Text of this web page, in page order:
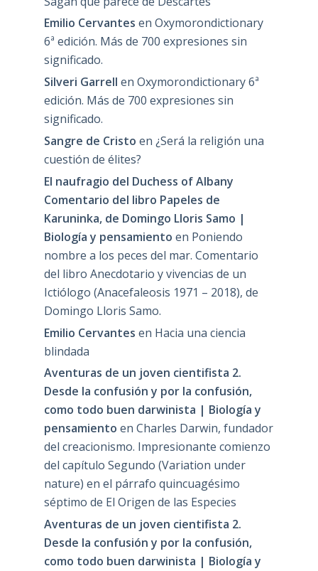
Emilio Cervantes en Oxymorondictionary
6ª edición. Más de 700 expresiones sin
significado.
Silveri Garrell en Oxymorondictionary 6ª
edición. Más de 700 expresiones sin
significado.
Sangre de Cristo en ¿Será la religión una
cuestión de élites?
El naufragio del Duchess of Albany
Comentario del libro Papeles de
Karuninka, de Domingo Lloris Samo |
Biología y pensamiento en Poniendo
nombre a los peces del mar. Comentario
del libro Anecdotario y vivencias de un
Ictiólogo (Anacefaleosis 1971 – 2018), de
Domingo Lloris Samo.
Emilio Cervantes en Hacia una ciencia
blindada
Aventuras de un joven cientifista 2.
Desde la confusión y por la confusión,
como todo buen darwinista | Biología y
pensamiento en Charles Darwin, fundador
del creacionismo. Impresionante comienzo
del capítulo Segundo (Variation under
nature) en el párrafo quincuagésimo
séptimo de El Origen de las Especies
Aventuras de un joven cientifista 2.
Desde la confusión y por la confusión,
como todo buen darwinista | Biología y